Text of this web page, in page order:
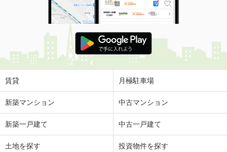
賃貸 月極駐車場
新築マンション 中古マンション
新築一戸建て 中古一戸建て
土地を探す 投資物件を探す